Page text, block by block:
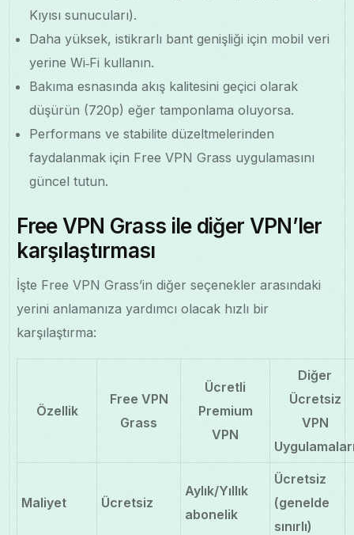
Kıyısı sunucuları).
Daha yüksek, istikrarlı bant genişliği için mobil veri
yerine Wi‑Fi kullanın.
Bakıma esnasında akış kalitesini geçici olarak
düşürün (720p) eğer tamponlama oluyorsa.
Performans ve stabilite düzeltmelerinden
faydalanmak için Free VPN Grass uygulamasını
güncel tutun.
Free VPN Grass ile diğer VPN’ler
karşılaştırması
İşte Free VPN Grass’in diğer seçenekler arasındaki
yerini anlamanıza yardımcı olacak hızlı bir
karşılaştırma:
Özellik
Free VPN
Grass
Ücretli
Premium
VPN
Diğer
Ücretsiz
VPN
Maliyet Ücretsiz
Aylık/Yıllık
abonelik
Ücretsiz
(genelde
sınırlı)